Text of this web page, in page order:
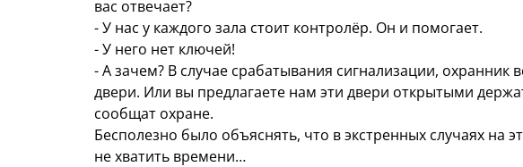
вас отвечает?
- У нас у каждого зала стоит контролёр. Он и помогает.
- У него нет ключей!
- А зачем? В случае срабатывания сигнализации, охранник
двери. Или вы предлагаете нам эти двери открытыми
сообщат охране.
Бесполезно было объяснять, что в экстренных случаях на
не хватить времени…